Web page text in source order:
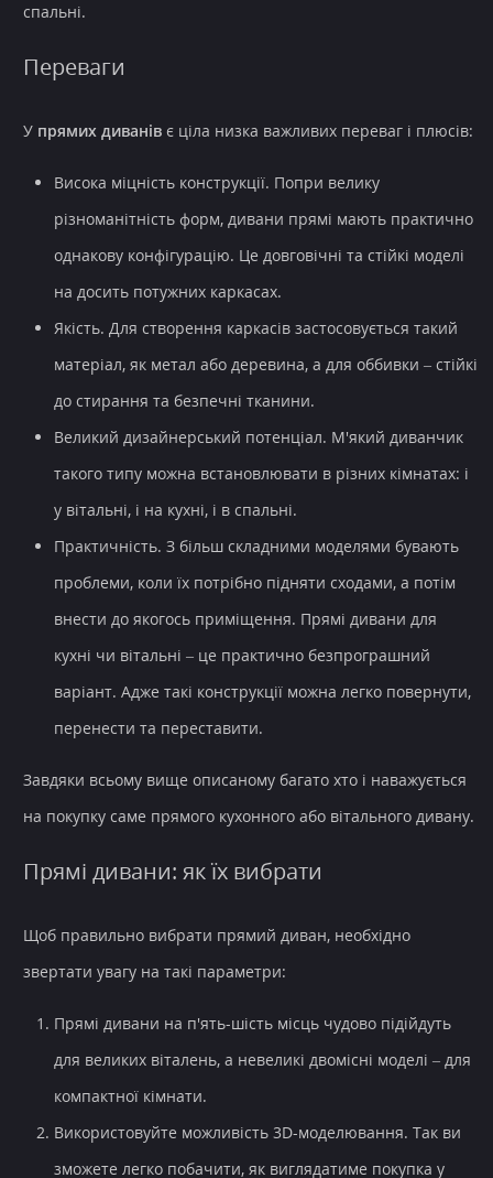
спальні.
Переваги
У прямих диванів є ціла низка важливих переваг і плюсів:
Висока міцність конструкції. Попри велику
різноманітність форм, дивани прямі мають практично
однакову конфігурацію. Це довговічні та стійкі моделі
на досить потужних каркасах.
Якість. Для створення каркасів застосовується такий
матеріал, як метал або деревина, а для оббивки – стійкі
до стирання та безпечні тканини.
Великий дизайнерський потенціал. М'який диванчик
такого типу можна встановлювати в різних кімнатах: і
у вітальні, і на кухні, і в спальні.
Практичність. З більш складними моделями бувають
проблеми, коли їх потрібно підняти сходами, а потім
внести до якогось приміщення. Прямі дивани для
кухні чи вітальні – це практично безпрограшний
варіант. Адже такі конструкції можна легко повернути,
перенести та переставити.
Завдяки всьому вище описаному багато хто і наважується
на покупку саме прямого кухонного або вітального дивану.
Прямі дивани: як їх вибрати
Щоб правильно вибрати прямий диван, необхідно
звертати увагу на такі параметри:
Прямі дивани на п'ять-шість місць чудово підійдуть
для великих віталень, а невеликі двомісні моделі – для
компактної кімнати.
Використовуйте можливість 3D-моделювання. Так ви
зможете легко побачити, як виглядатиме покупка у